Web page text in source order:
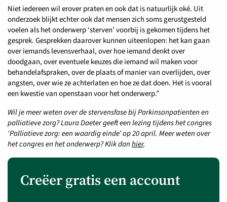
Niet iedereen wil erover praten en ook dat is natuurlijk oké. Uit
onderzoek blijkt echter ook dat mensen zich soms gerustgesteld
voelen als het onderwerp ‘sterven’ voorbij is gekomen tijdens het
gesprek. Gesprekken daarover kunnen uiteenlopen: het kan gaan
over iemands levensverhaal, over hoe iemand denkt over
doodgaan, over eventuele keuzes die iemand wil maken voor
behandelafspraken, over de plaats of manier van overlijden, over
angsten, over wie ze achterlaten en hoe ze dat doen. Het is vooral
een kwestie van openstaan voor het onderwerp.”
Wil je meer weten over de stervensfase bij Parkinsonpatienten en
palliatieve zorg? Laura Daeter geeft een lezing tijdens het congres
‘Palliatieve zorg: een waardig einde’ op 20 april. Meer weten over
het congres en het onderwerp? Klik danhier.
Creëer gratis een account